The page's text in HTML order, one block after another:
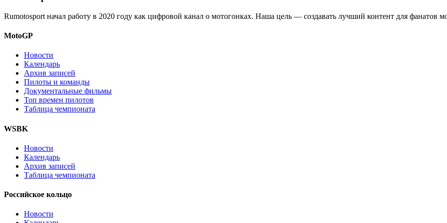
Rumotosport начал работу в 2020 году как цифровой канал о мотогонках. Наша цель — создавать лучший контент для фанатов
MotoGP
Новости
Календарь
Архив записей
Пилоты и команды
Документальные фильмы
Топ времен пилотов
Таблица чемпионата
WSBK
Новости
Календарь
Архив записей
Таблица чемпионата
Российское кольцо
Новости